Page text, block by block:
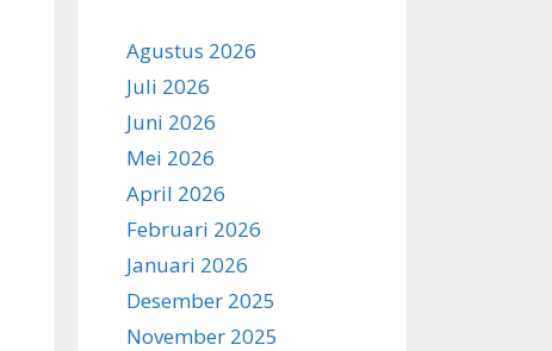
Agustus 2026
Juli 2026
Juni 2026
Mei 2026
April 2026
Februari 2026
Januari 2026
Desember 2025
November 2025